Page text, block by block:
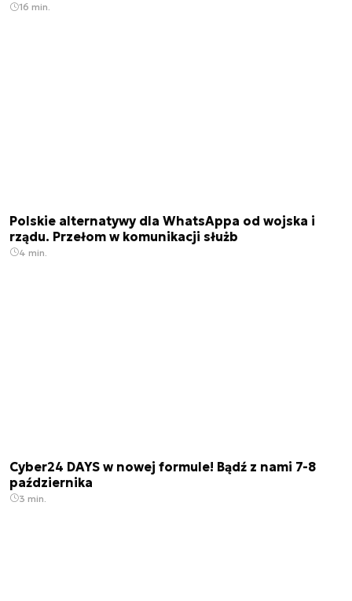
16 min.
Polskie alternatywy dla WhatsAppa od wojska i
rządu. Przełom w komunikacji służb
4 min.
Cyber24 DAYS w nowej formule! Bądź z nami 7-8
października
3 min.